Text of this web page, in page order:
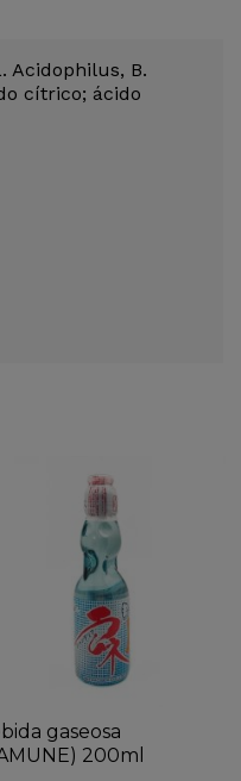
Acidophilus, B.
cítrico; ácido
gaseosa
200ml